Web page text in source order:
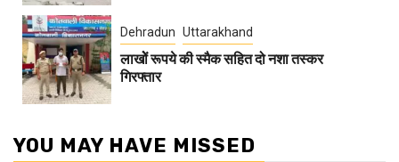
Dehradun Uttarakhand
लाखोें रूपये की स्मैक सहित दो नशा तस्कर
गिरफ्तार
YOU MAY HAVE MISSED